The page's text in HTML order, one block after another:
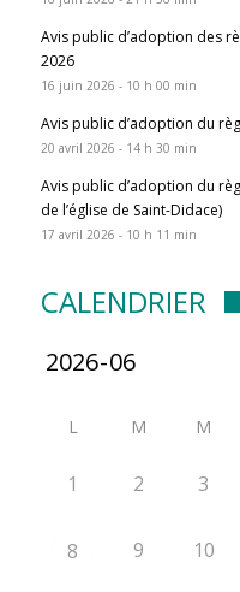
Avis public d’adoption des
2026
16 juin 2026 - 10 h 00 min
Avis public d’adoption du
20 avril 2026 - 14 h 30 min
Avis public d’adoption du
de l’église de Saint-Didace)
17 avril 2026 - 10 h 11 min
CALENDRIER
L M M
1 2 3
8 9 10